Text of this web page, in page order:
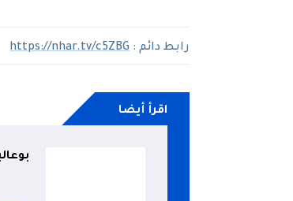
رابط دائم :https://nhar.tv/c5ZBG
اقرأ أيضا